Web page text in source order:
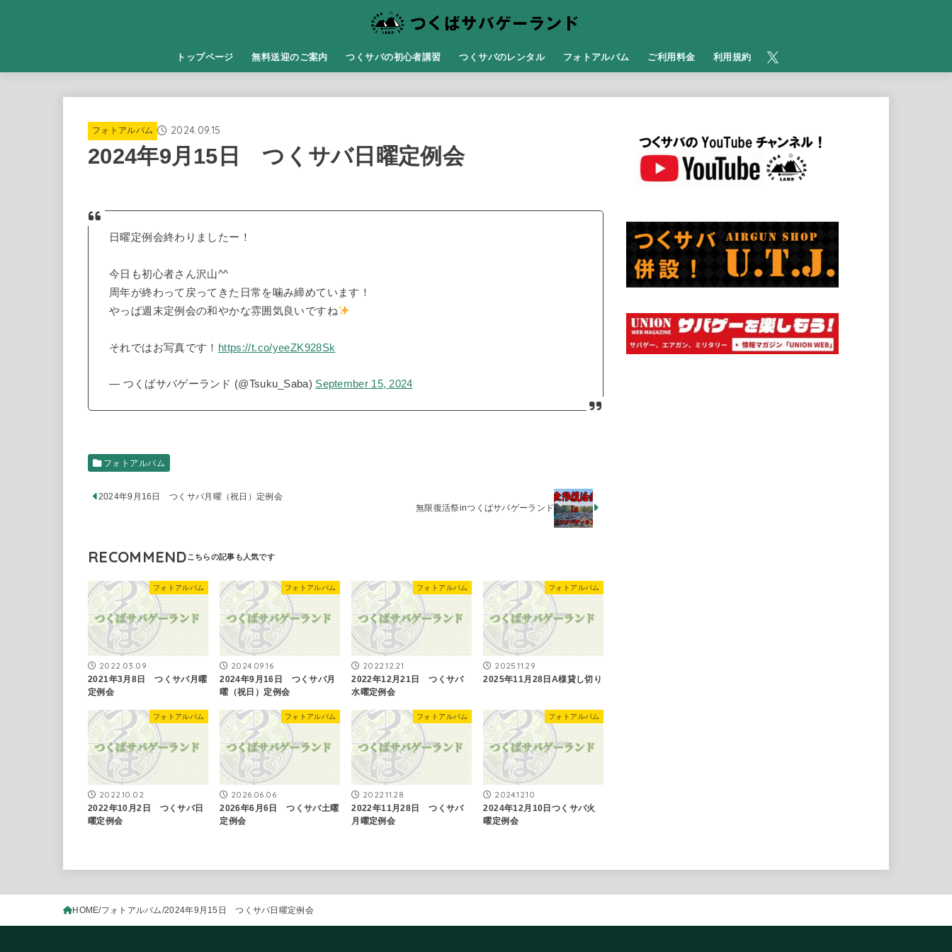
トップページ 無料送迎のご案内 つくサバの初心者講習 つくサバのレンタル フォトアルバム ​ご利用料金 利用規約
フォトアルバム 2024.09.15
2024年9月15日 つくサバ日曜定例会
日曜定例会終わりましたー！
今日も初心者さん沢山^^
周年が終わって戻ってきた日常を噛み締めています！
やっぱ週末定例会の和やかな雰囲気良いですね
それではお写真です！ https://t.co/yeeZK928Sk
— つくばサバゲーランド (@Tsuku_Saba) September 15, 2024
フォトアルバム
2024年9月16日 つくサバ月曜（祝日）定例会
無限復活祭inつくばサバゲーランド
RECOMMEND
フォトアルバム
2022.03.09
2021年3月8日 つくサバ月曜
定例会
フォトアルバム
2024.09.16
2024年9月16日 つくサバ月
曜（祝日）定例会
フォトアルバム
2022.12.21
2022年12月21日 つくサバ
水曜定例会
フォトアルバム
2025.11.29
2025年11月28日A様貸し切り
フォトアルバム
2022.10.02
2022年10月2日 つくサバ日
曜定例会
フォトアルバム
2026.06.06
2026年6月6日 つくサバ土曜
定例会
フォトアルバム
2022.11.28
2022年11月28日 つくサバ
月曜定例会
フォトアルバム
2024.12.10
2024年12月10日つくサバ火
曜定例会
HOME フォトアルバム 2024年9月15日 つくサバ日曜定例会